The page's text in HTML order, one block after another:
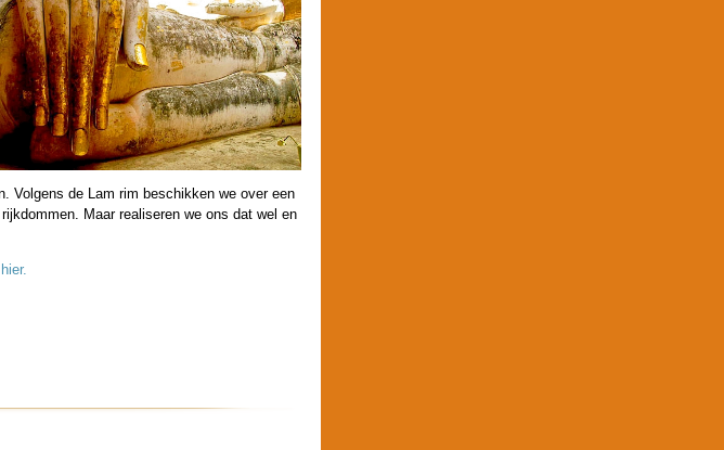
Volgens de Lam rim beschikken we over een
Maar realiseren we ons dat wel en
hier.